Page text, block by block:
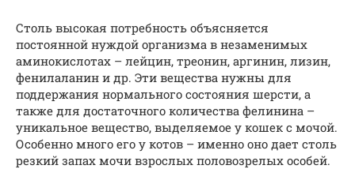
Столь высокая потребность объясняется
постоянной нуждой организма в незаменимых
аминокислотах – лейцин, треонин, аргинин, лизин,
фенилаланин и др. Эти вещества нужны для
поддержания нормального состояния шерсти, а
также для достаточного количества фелинина –
уникальное вещество, выделяемое у кошек с мочой.
Особенно много его у котов – именно оно дает столь
резкий запах мочи взрослых половозрелых особей.